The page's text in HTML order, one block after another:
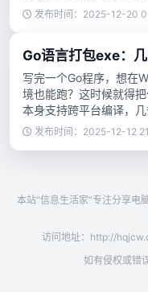
发布时间：2025-12-20
Go语言打包exe：
写完一个Go程序，想在
境也能跑？这时候就得
本身支持跨平台编译，
发布时间：2025-12-12
本站“信息生活家”专注分享电
访问地址：http://
如有侵权或错